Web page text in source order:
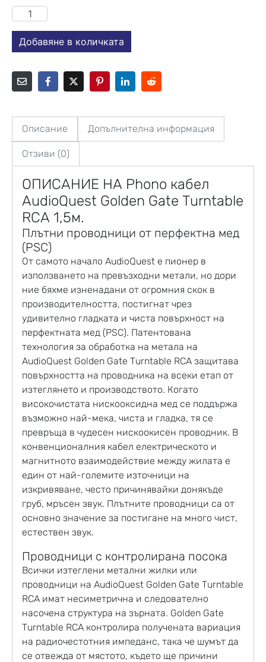
Добавяне в количката
Описание Допълнителна информация
Отзиви (0)
ОПИСАНИЕ НА Phono кабел
AudioQuest Golden Gate Turntable
RCA 1,5м.
Плътни проводници от перфектна мед
(PSC)
От самото начало AudioQuest е пионер в
използването на превъзходни метали, но дори
ние бяхме изненадани от огромния скок в
производителността, постигнат чрез
удивително гладката и чиста повърхност на
перфектната мед (PSC). Патентована
технология за обработка на метала на
AudioQuest Golden Gate Turntable RCA защитава
повърхността на проводника на всеки етап от
изтеглянето и производството. Когато
високочистата нискооксидна мед се поддържа
възможно най-мека, чиста и гладка, тя се
превръща в чудесен нискоокисен проводник. В
конвенционалния кабел електрическото и
магнитното взаимодействие между жилата е
един от най-големите източници на
изкривяване, често причинявайки донякъде
груб, мръсен звук. Плътните проводници са от
основно значение за постигане на много чист,
естествен звук.
Проводници с контролирана посока
Всички изтеглени метални жилки или
проводници на AudioQuest Golden Gate Turntable
RCA имат несиметрична и следователно
насочена структура на зърната. Golden Gate
Turntable RCA контролира получената вариация
на радиочестотния импеданс, така че шумът да
се отвежда от мястото, където ще причини